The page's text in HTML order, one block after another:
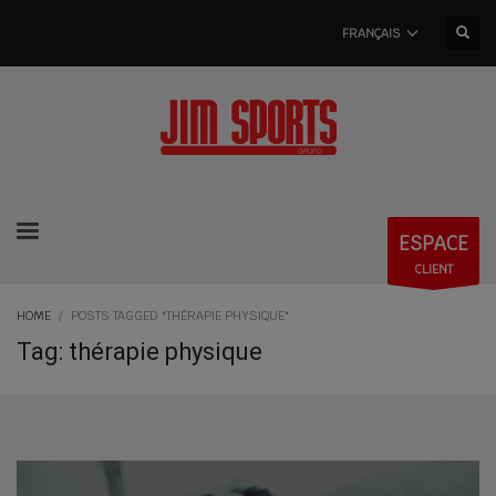
FRANÇAIS
ESPACE
CLIENT
HOME POSTS TAGGED "THÉRAPIE PHYSIQUE"
Tag: thérapie physique